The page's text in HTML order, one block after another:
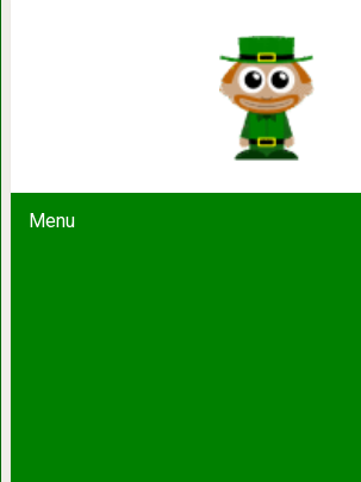
Menu
Замок Розенборг: